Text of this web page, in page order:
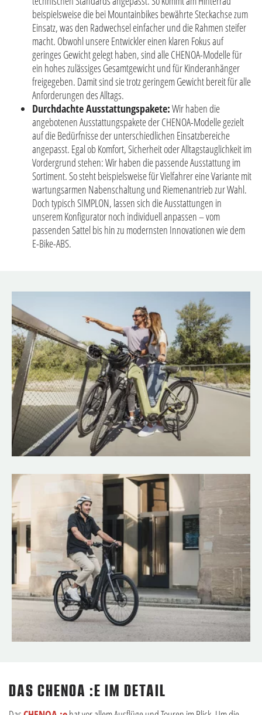
beispielsweise die bei Mountainbikes bewährte Steckachse zum
Einsatz, was den Radwechsel einfacher und die Rahmen steifer
macht. Obwohl unsere Entwickler einen klaren Fokus auf
geringes Gewicht gelegt haben, sind alle CHENOA-Modelle für
ein hohes zulässiges Gesamtgewicht und für Kinderanhänger
freigegeben. Damit sind sie trotz geringem Gewicht bereit für alle
Anforderungen des Alltags.
Durchdachte Ausstattungspakete:Wir haben die
angebotenen Ausstattungspakete der CHENOA-Modelle gezielt
auf die Bedürfnisse der unterschiedlichen Einsatzbereiche
angepasst. Egal ob Komfort, Sicherheit oder Alltagstauglichkeit im
Vordergrund stehen: Wir haben die passende Ausstattung im
Sortiment. So steht beispielsweise für Vielfahrer eine Variante mit
wartungsarmen Nabenschaltung und Riemenantrieb zur Wahl.
Doch typisch SIMPLON, lassen sich die Ausstattungen in
unserem Konfigurator noch individuell anpassen – vom
passenden Sattel bis hin zu modernsten Innovationen wie dem
E-Bike-ABS.
DAS CHENOA :E IM DETAIL